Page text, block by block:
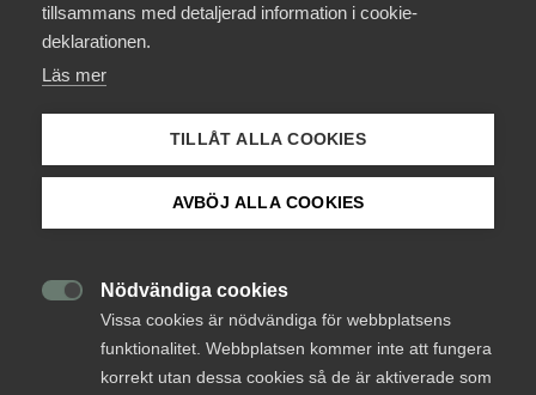
Utbildningar
Mina sidor (almega.se)
Bli medlem
Logga in eller bli medlem
Logga in
Bli medlem
Som medlem har du tillgång till vår digitala
Logga in
Bli medlem
tillsammans med detaljerad information i cookie-
deklarationen.
Läs mer
TILLÅT ALLA COOKIES
AVBÖJ ALLA COOKIES
Nödvändiga cookies
Vissa cookies är nödvändiga för webbplatsens
funktionalitet. Webbplatsen kommer inte att fungera
korrekt utan dessa cookies så de är aktiverade som